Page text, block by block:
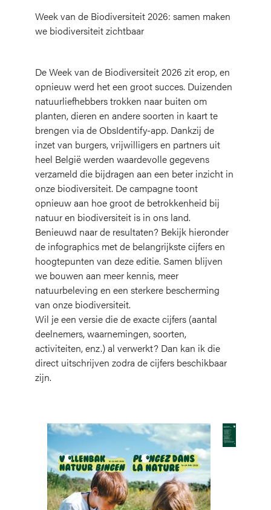
Week van de Biodiversiteit 2026: samen maken
we biodiversiteit zichtbaar
De Week van de Biodiversiteit 2026 zit erop, en
opnieuw werd het een groot succes. Duizenden
natuurliefhebbers trokken naar buiten om
planten, dieren en andere soorten in kaart te
brengen via de ObsIdentify-app. Dankzij de
inzet van burgers, vrijwilligers en partners uit
heel België werden waardevolle gegevens
verzameld die bijdragen aan een beter inzicht in
onze biodiversiteit. De campagne toont
opnieuw aan hoe groot de betrokkenheid bij
natuur en biodiversiteit is in ons land.
Benieuwd naar de resultaten? Bekijk hieronder
de infographics met de belangrijkste cijfers en
hoogtepunten van deze editie. Samen blijven
we bouwen aan meer kennis, meer
natuurbeleving en een sterkere bescherming
van onze biodiversiteit.
Wil je een versie die de exacte cijfers (aantal
deelnemers, waarnemingen, soorten,
activiteiten, enz.) al verwerkt? Dan kan ik die
direct uitschrijven zodra de cijfers beschikbaar
zijn.
Afbeelding
Afbeelding